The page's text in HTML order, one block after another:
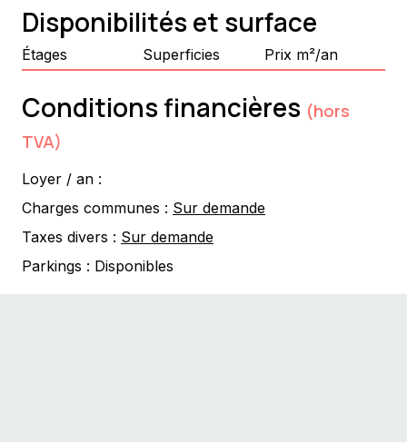
Disponibilités et surface
Étages Superficies Prix m²/an
Conditions financières (hors
TVA)
Loyer / an :
Charges communes : Sur demande
Taxes divers : Sur demande
Parkings : Disponibles